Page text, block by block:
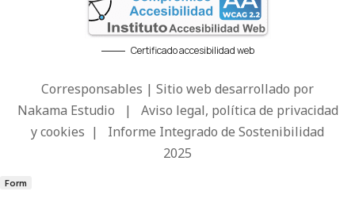
Certificado accesibilidad web
Corresponsables | Sitio web desarrollado por
Nakama Estudio | Aviso legal, política de privacidad
y cookies | Informe Integrado de Sostenibilidad
2025
Form